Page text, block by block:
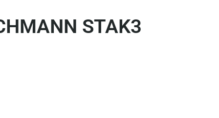
STAK3